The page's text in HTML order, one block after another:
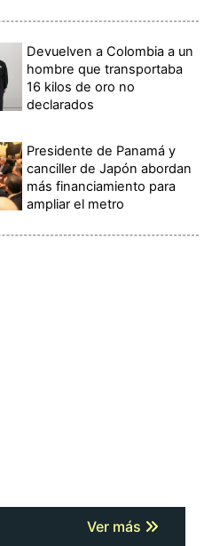
Devuelven a Colombia a un
hombre que transportaba
16 kilos de oro no
declarados
Presidente de Panamá y
canciller de Japón abordan
más financiamiento para
ampliar el metro
Ver más